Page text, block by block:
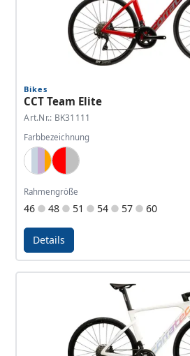
Bikes
CCT Team Elite
Art.Nr.: BK31111
Farbbezeichnung
White, Lightblue, Lavender,
Red, Silver
Rahmengröße
46 48 51 54 57 60
Details